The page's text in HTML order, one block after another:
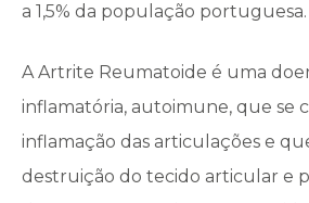
a 1,5% da população portuguesa.
A Artrite Reumatoide é uma
inflamatória, autoimune, que se
inflamação das articulações e
destruição do tecido articular e